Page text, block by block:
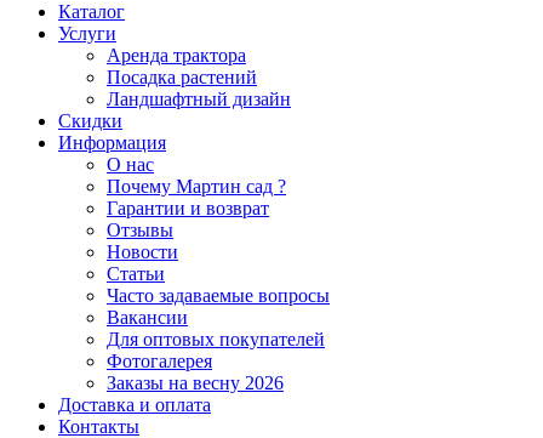
Каталог
Услуги
Аренда трактора
Посадка растений
Ландшафтный дизайн
Скидки
Информация
О нас
Почему Мартин сад ?
Гарантии и возврат
Отзывы
Новости
Статьи
Часто задаваемые вопросы
Вакансии
Для оптовых покупателей
Фотогалерея
Заказы на весну 2026
Доставка и оплата
Контакты